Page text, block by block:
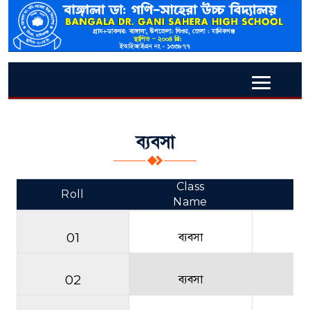
ব্যবসা
Roll
Class
Name
01 ব্যবসা
02 ব্যবসা